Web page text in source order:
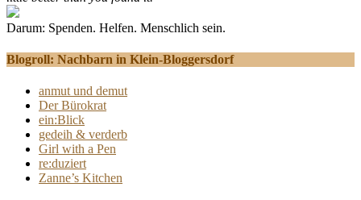
Darum: Spenden. Helfen. Menschlich sein.
Blogroll: Nachbarn in Klein-Bloggersdorf
anmut und demut
Der Bürokrat
ein:Blick
gedeih & verderb
Girl with a Pen
re:duziert
Zanne’s Kitchen